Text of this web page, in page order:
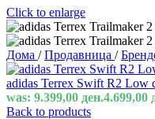
Click to enlarge
Дома / Продавница /
adidas Terrex Swift R2 Low
was: 9.399,00 ден.4.699,00
Back to products